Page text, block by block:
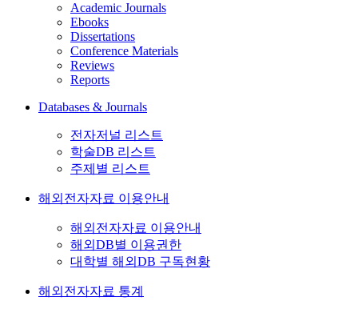
Academic Journals
Ebooks
Dissertations
Conference Materials
Reviews
Reports
Databases & Journals
전자저널 리스트
학술DB 리스트
주제별 리스트
해외전자자료 이용안내
해외전자자료 이용안내
해외DB별 이용권한
대학별 해외DB 구독현황
해외전자자료 통계